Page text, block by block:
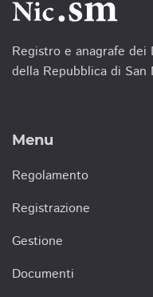
Registro e anagrafe dei
della Repubblica di San
Menu
Regolamento
Registrazione
Gestione
Documenti